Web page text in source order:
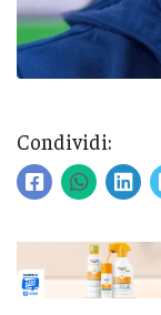
Condividi: